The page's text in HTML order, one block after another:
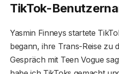
TikTok-
Yasmin Finneys startete
begann, ihre Trans-Reise zu
Gespräch mit Teen Vogue